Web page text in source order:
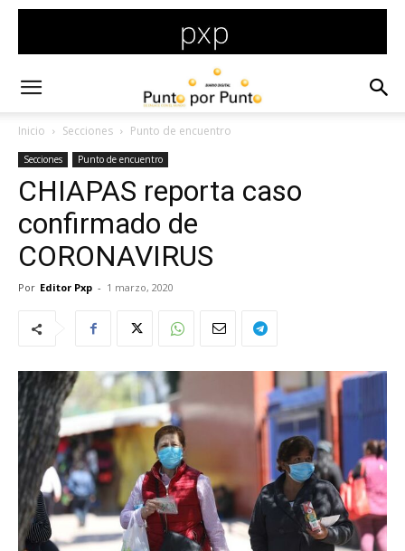
Inicio Secciones Punto de encuentro
Secciones Punto de encuentro
CHIAPAS reporta caso
confirmado de
CORONAVIRUS
Por Editor Pxp - 1 marzo, 2020